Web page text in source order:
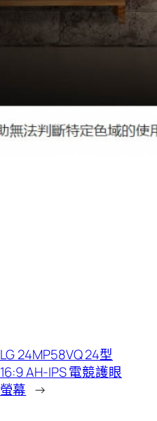
LG 24MP58VQ 24型
16:9 AH-IPS 電競護眼
螢幕 →